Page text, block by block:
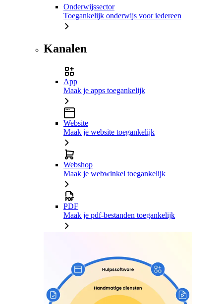
Onderwijssector
Toegankelijk onderwijs voor iedereen
Kanalen
App
Maak je apps toegankelijk
Website
Maak je website toegankelijk
Webshop
Maak je webwinkel toegankelijk
PDF
Maak je pdf-bestanden toegankelijk